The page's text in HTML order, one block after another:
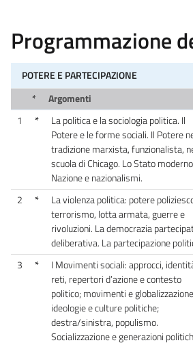
Programmazione
POTERE E PARTECIPAZIONE
*
Argomenti
1
*
La politica e la sociologia politica. Il
Potere e le forme sociali. Il Potere
tradizione marxista, funzionalista,
scuola di Chicago. Lo Stato
Nazione e nazionalismi.
2
*
La violenza politica: potere
terrorismo, lotta armata, guerre e
rivoluzioni. La democrazia
deliberativa. La partecipazione
3
*
I Movimenti sociali: approcci,
reti, repertori d’azione e contesto
politico; movimenti e
ideologie e culture politiche;
destra/sinistra, populismo.
Socializzazione e generazioni